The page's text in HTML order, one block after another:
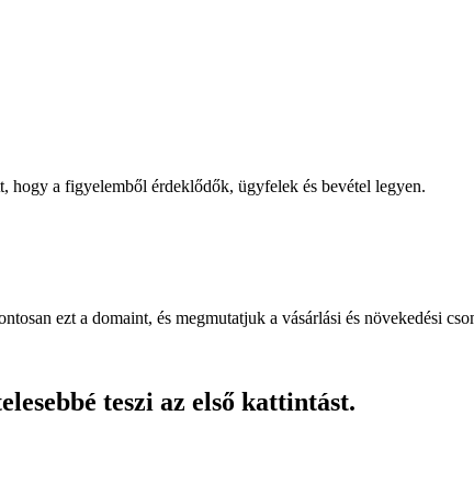
hogy a figyelemből érdeklődők, ügyfelek és bevétel legyen.
ezt a domaint, és megmutatjuk a vásárlási és növekedési
teszi az első kattintást.